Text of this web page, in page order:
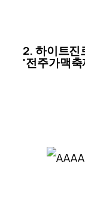
2. 하이트진
'전주가맥